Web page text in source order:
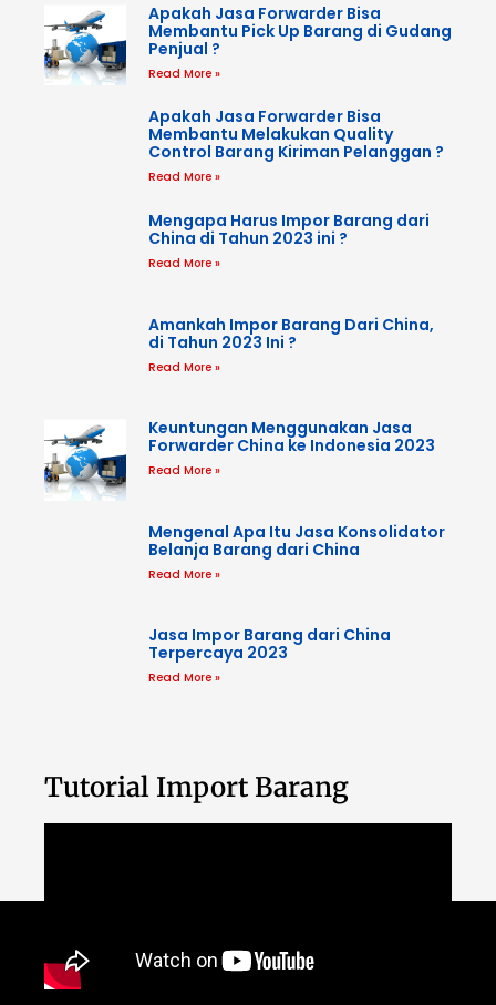
Apakah Jasa Forwarder Bisa
Membantu Pick Up Barang di Gudang
Penjual ?
Read More »
Apakah Jasa Forwarder Bisa
Membantu Melakukan Quality
Control Barang Kiriman Pelanggan ?
Read More »
Mengapa Harus Impor Barang dari
China di Tahun 2023 ini ?
Read More »
Amankah Impor Barang Dari China,
di Tahun 2023 Ini ?
Read More »
Keuntungan Menggunakan Jasa
Forwarder China ke Indonesia 2023
Read More »
Mengenal Apa Itu Jasa Konsolidator
Belanja Barang dari China
Read More »
Jasa Impor Barang dari China
Terpercaya 2023
Read More »
Tutorial Import Barang